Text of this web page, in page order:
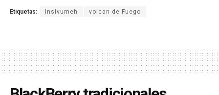
Etiquetas: Insivumeh volcan de Fuego